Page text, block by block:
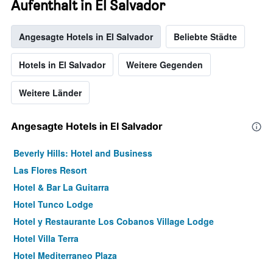
Aufenthalt in El Salvador
Angesagte Hotels in El Salvador Beliebte Städte
Hotels in El Salvador Weitere Gegenden
Weitere Länder
Angesagte Hotels in El Salvador
Beverly Hills: Hotel and Business
Las Flores Resort
Hotel & Bar La Guitarra
Hotel Tunco Lodge
Hotel y Restaurante Los Cobanos Village Lodge
Hotel Villa Terra
Hotel Mediterraneo Plaza